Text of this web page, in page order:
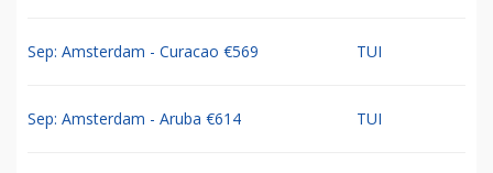
Sep: Amsterdam - Curacao €569 TUI
Sep: Amsterdam - Aruba €614 TUI